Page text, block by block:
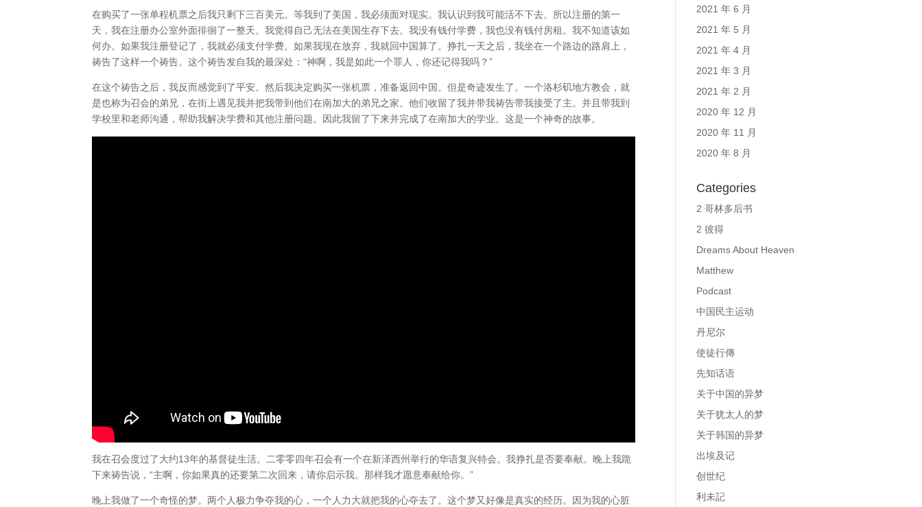
在购买了一张单程机票之后我只剩下三百美元。等我到了美国，我必须面对现实。我认识到我可能活不下去。所以注册的第一
天，我在注册办公室外面徘徊了一整天。我觉得自己无法在美国生存下去。我没有钱付学费，我也没有钱付房租。我不知道该如
何办。如果我注册登记了，我就必须支付学费。如果我现在放弃，我就回中国算了。挣扎一天之后，我坐在一个路边的路肩上，
祷告了这样一个祷告。这个祷告发自我的最深处：“神啊，我是如此一个罪人，你还记得我吗？”
在这个祷告之后，我反而感觉到了平安。然后我决定购买一张机票，准备返回中国。但是奇迹发生了。一个洛杉矶地方教会，就
是也称为召会的弟兄，在街上遇见我并把我带到他们在南加大的弟兄之家。他们收留了我并带我祷告带我接受了主。并且带我到
学校里和老师沟通，帮助我解决学费和其他注册问题。因此我留了下来并完成了在南加大的学业。这是一个神奇的故事。
我在召会度过了大约13年的基督徒生活。二零零四年召会有一个在新泽西州举行的华语复兴特会。我挣扎是否要奉献。晚上我跪
下来祷告说，“主啊，你如果真的还要第二次回来，请你启示我。那样我才愿意奉献给你。”
晚上我做了一个奇怪的梦。两个人极力争夺我的心，一个人力大就把我的心夺去了。这个梦又好像是真实的经历。因为我的心脏
2021 年 6 月
2021 年 5 月
2021 年 4 月
2021 年 3 月
2021 年 2 月
2020 年 12 月
2020 年 11 月
2020 年 8 月
Categories
2 哥林多后书
2 彼得
Dreams About Heaven
Matthew
Podcast
中国民主运动
丹尼尔
使徒行傳
先知话语
关于中国的异梦
关于犹太人的梦
关于韩国的异梦
出埃及记
创世纪
利未記